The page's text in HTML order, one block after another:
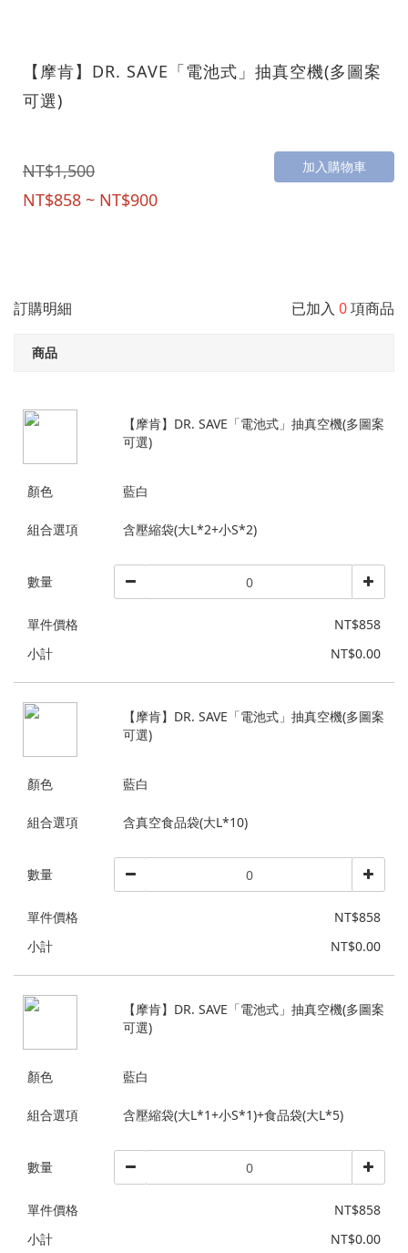
【摩肯】DR. SAVE「電池式」抽真空機(多圖案
可選)
NT$1,500
NT$858 ~ NT$900
加入購物車
訂購明細 已加入 0項商品
商品
【摩肯】DR. SAVE「電池式」抽真空機(多圖案
可選)
顏色 藍白
組合選項 含壓縮袋(大L*2+小S*2)
數量
單件價格
NT$858
小計
NT$0.00
【摩肯】DR. SAVE「電池式」抽真空機(多圖案
可選)
顏色 藍白
組合選項 含真空食品袋(大L*10)
數量
單件價格
NT$858
小計
NT$0.00
【摩肯】DR. SAVE「電池式」抽真空機(多圖案
可選)
顏色 藍白
組合選項 含壓縮袋(大L*1+小S*1)+食品袋(大L*5)
數量
單件價格
NT$858
小計
NT$0.00